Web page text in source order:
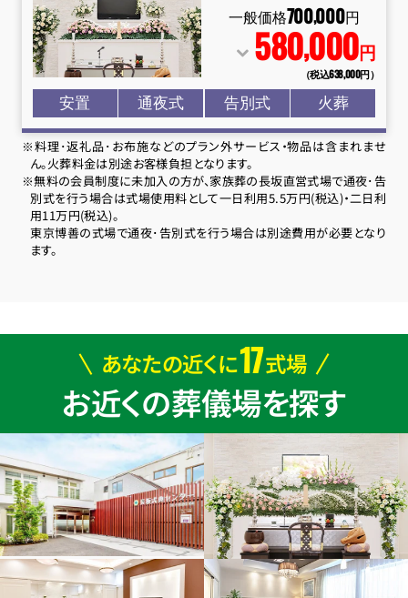
一般価格700,000円
580,000円
（税込638,000円）
安置 通夜式 告別式 火葬
※料理･返礼品･お布施などのプラン外サービス・物品は含まれませ
ん。火葬料金は別途お客様負担となります。
※無料の会員制度に未加入の方が、家族葬の長坂直営式場で通夜･告
別式を行う場合は式場使用料として一日利用5.5万円(税込)・二日利
用11万円(税込)。
東京博善の式場で通夜･告別式を行う場合は別途費用が必要となり
ます。
あなたの近くに17式場
お近くの葬儀場を探す